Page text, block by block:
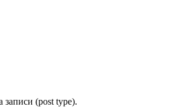
записи (post type).